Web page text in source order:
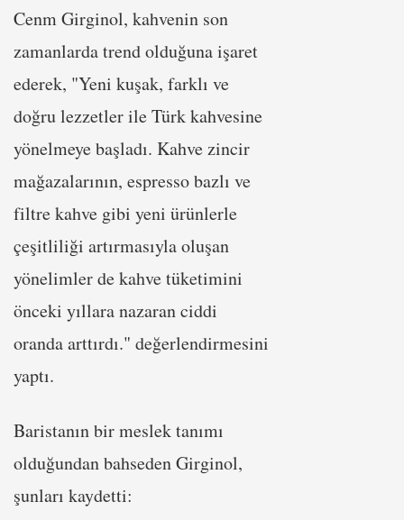
Cenm Girginol, kahvenin son
zamanlarda trend olduğuna işaret
ederek, "Yeni kuşak, farklı ve
doğru lezzetler ile Türk kahvesine
yönelmeye başladı. Kahve zincir
mağazalarının, espresso bazlı ve
filtre kahve gibi yeni ürünlerle
çeşitliliği artırmasıyla oluşan
yönelimler de kahve tüketimini
önceki yıllara nazaran ciddi
oranda arttırdı." değerlendirmesini
yaptı.
Baristanın bir meslek tanımı
olduğundan bahseden Girginol,
şunları kaydetti: